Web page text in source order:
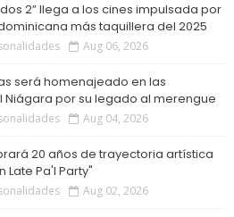
2” llega a los cines impulsada por
más taquillera del 2025
Aug 06, 2026
será homenajeado en las
Niágara por su legado al merengue
Aug 04, 2026
20 años de trayectoria artística
Late Pa'l Party"
Aug 02, 2026